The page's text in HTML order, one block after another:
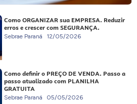
Como ORGANIZAR sua EMPRESA. Reduzir
erros e crescer com SEGURANÇA.
Sebrae Paraná 12/05/2026
Como definir o PREÇO DE VENDA. Passo a
passo atualizado com PLANILHA
GRATUITA
Sebrae Paraná 05/05/2026